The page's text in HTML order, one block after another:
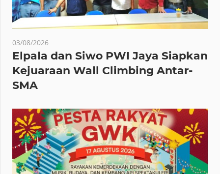
03/08/2026
Elpala dan Siwo PWI Jaya Siapkan
Kejuaraan Wall Climbing Antar-
SMA